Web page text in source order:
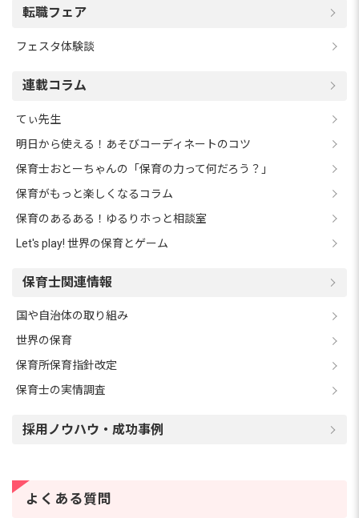
転職フェア
フェスタ体験談
連載コラム
てぃ先生
明日から使える！あそびコーディネートのコツ
保育士おとーちゃんの「保育の力って何だろう？」
保育がもっと楽しくなるコラム
保育のあるある！ゆるりホっと相談室
Let's play! 世界の保育とゲーム
保育士関連情報
国や自治体の取り組み
世界の保育
保育所保育指針改定
保育士の実情調査
採用ノウハウ・成功事例
よくある質問